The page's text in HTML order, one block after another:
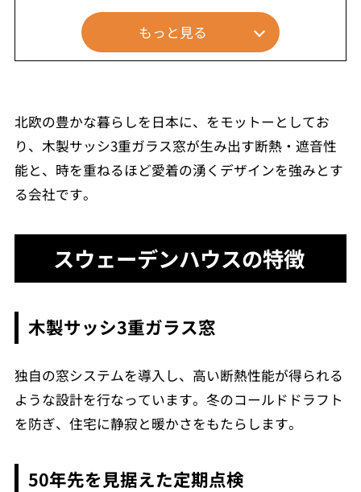
もっと見る
北欧の豊かな暮らしを日本に、をモットーとしてお
り、木製サッシ3重ガラス窓が生み出す断熱・遮音性
能と、時を重ねるほど愛着の湧くデザインを強みとす
る会社です。
スウェーデンハウスの特徴
木製サッシ3重ガラス窓
独自の窓システムを導入し、高い断熱性能が得られる
ような設計を行なっています。冬のコールドドラフト
を防ぎ、住宅に静寂と暖かさをもたらします。
50年先を見据えた定期点検